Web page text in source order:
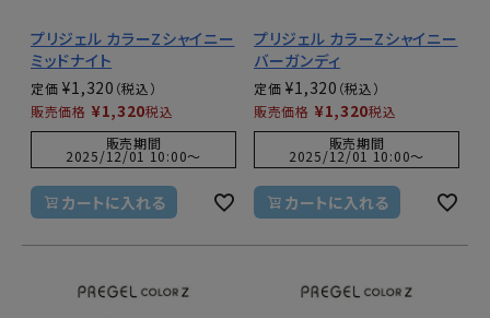
プリジェル カラーZシャイニー
ミッドナイト
定価 ¥1,320
販売価格 ¥1,320税込
販売期間
2025/12/01 10:00〜
カートに入れる
プリジェル カラーZシャイニー
バーガンディ
定価 ¥1,320
販売価格 ¥1,320税込
販売期間
2025/12/01 10:00〜
カートに入れる